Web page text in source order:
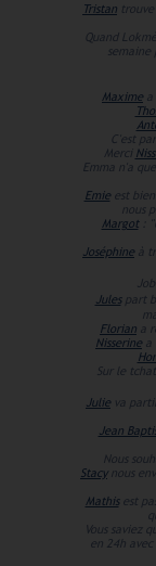
Tristan
Quand
semaine
Maxime a
C'est
Merci
Emma n'a
Emieest bien
nous
Margot:
Joséphine à
Julespart
Florian a
Nisserine a
Sur le
Julie va
Jean
Nous
Stacynous
Mathisest
Vous saviez
en 24h avec